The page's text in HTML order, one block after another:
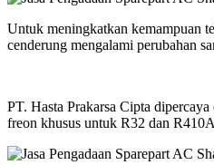
Untuk meningkatkan kemampuan
cenderung mengalami perubahan
PT. Hasta Prakarsa Cipta
freon khusus untuk R32 dan